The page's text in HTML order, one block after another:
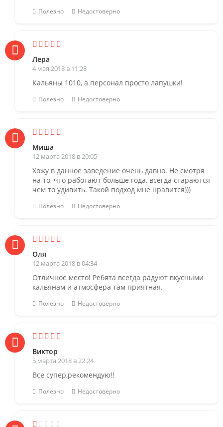
Полезно Недостоверно
Лера
4 мая 2018 в 11:28
Кальяны 1010, а персонал просто лапушки!
Полезно Недостоверно
Миша
12 марта 2018 в 20:05
Хожу в данное заведение очень давно. Не смотря
на то, что работают больше года, всегда стараются
чем то удивить. Такой подход мне нравится)))
Полезно Недостоверно
Оля
12 марта 2018 в 04:34
Отличное место! Ребята всегда радуют вкусными
кальянам и атмосфера там приятная.
Полезно Недостоверно
Виктор
5 марта 2018 в 22:24
Все супер,рекомендую!!
Полезно Недостоверно